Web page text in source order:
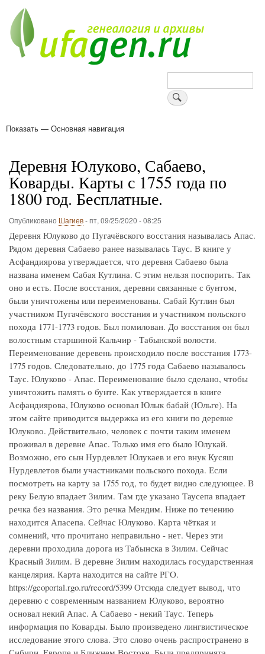
основному
содержанию
Поиск
Основная
Показать — Основная навигация
Деревня Юлуково, Сабаево,
Коварды. Карты с 1755 года по
1800 год. Бесплатные.
Опубликовано Шагиев-пт, 09/25/2020 - 08:25
Деревня Юлуково до Пугачёвского восстания называлась Апас.
Рядом деревня Сабаево ранее называлась Таус. В книге у
Асфандиярова утверждается, что деревня Сабаево была
названа именем Сабая Кутлина. С этим нельзя поспорить. Так
оно и есть. После восстания, деревни связанные с бунтом,
были уничтожены или переименованы. Сабай Кутлин был
участником Пугачёвского восстания и участником польского
похода 1771-1773 годов. Был помилован. До восстания он был
волостным старшиной Кальчир - Табынской волости.
Переименование деревень происходило после восстания 1773-
1775 годов. Следовательно, до 1775 года Сабаево называлось
Таус. Юлуково - Апас. Переименование было сделано, чтобы
уничтожить память о бунте. Как утверждается в книге
Асфандиярова, Юлуково основал Юлык бабай (Юльге). На
этом сайте приводится выдержка из его книги по деревне
Юлуково. Действительно, человек с почти таким именем
проживал в деревне Апас. Только имя его было Юлукай.
Возможно, его сын Нурдевлет Юлукаев и его внук Кусяш
Нурдевлетов были участниками польского похода. Если
посмотреть на карту за 1755 год, то будет видно следующее. В
реку Белую впадает Зилим. Там где указано Таусепа впадает
речка без названия. Это речка Мендим. Ниже по течению
находится Апасепа. Сейчас Юлуково. Карта чёткая и
сомнений, что прочитано неправильно - нет. Через эти
деревни проходила дорога из Табынска в Зилим. Сейчас
Красный Зилим. В деревне Зилим находилась государственная
канцелярия. Карта находится на сайте РГО.
https://geoportal.rgo.ru/record/5399 Отсюда следует вывод, что
деревню с современным названием Юлуково, вероятно
основал некий Апас. А Сабаево - некий Таус. Теперь
информация по Коварды. Было произведено лингвистическое
исследование этого слова. Это слово очень распространено в